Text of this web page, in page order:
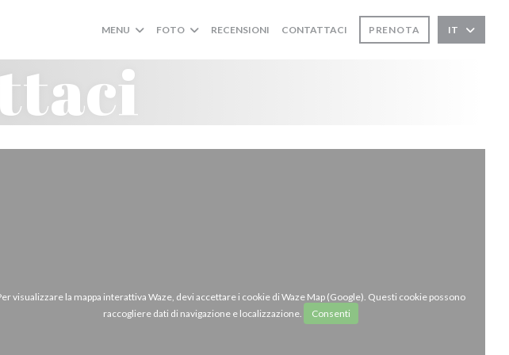
MENU FOTO RECENSIONI CONTATTACI PRENOTA IT
visualizzare la mappa interattiva Waze, devi accettare i cookie di Waze Map (Google). Questi cookie possono
raccogliere dati di navigazione e localizzazione.
Consenti